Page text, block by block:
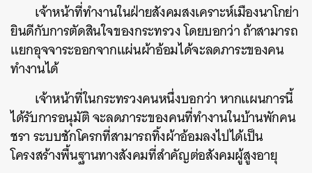
เจ้าหน้าที่ทำงานในฝ่ายสังคมสงเคราะห์เมืองนาโกย่า
ยินดีกับการตัดสินใจของกระทรวง โดยบอกว่า ถ้าสามารถ
แยกอุจจาระออกจากแผ่นผ้าอ้อมได้จะลดภาระของคน
ทำงานได้
เจ้าหน้าที่ในกระทรวงคนหนึ่งบอกว่า หากแผนการนี้
ได้รับการอนุมัติ จะลดภาระของคนที่ทำงานในบ้านพักคน
ชรา ระบบชักโครกที่สามารถทิ้งผ้าอ้อมลงไปได้เป็น
โครงสร้างพื้นฐานทางสังคมที่สำคัญต่อสังคมผู้สูงอายุ